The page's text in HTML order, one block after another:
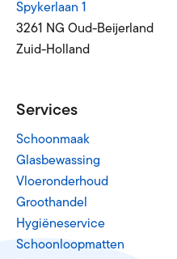
Spykerlaan 1
3261 NG Oud-Beijerland
Zuid-Holland
Services
Schoonmaak
Glasbewassing
Vloeronderhoud
Groothandel
Hygiëneservice
Schoonloopmatten